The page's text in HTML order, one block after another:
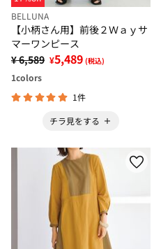
BELLUNA
【小柄さん用】前後２Ｗａｙサ
マーワンピース
¥ 6,589 ¥5,489 (税込)
1colors
1件
チラ見をする